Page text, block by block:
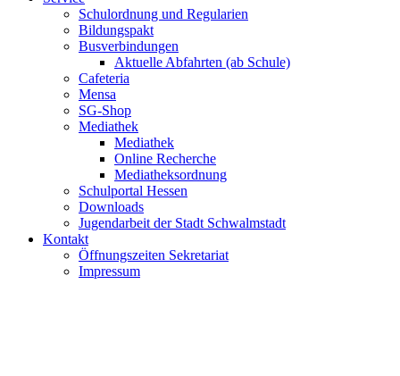
Schulordnung und Regularien
Bildungspakt
Busverbindungen
Aktuelle Abfahrten (ab Schule)
Cafeteria
Mensa
SG-Shop
Mediathek
Mediathek
Online Recherche
Mediatheksordnung
Schulportal Hessen
Downloads
Jugendarbeit der Stadt Schwalmstadt
Kontakt
Öffnungszeiten Sekretariat
Impressum